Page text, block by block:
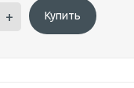
+ Купить